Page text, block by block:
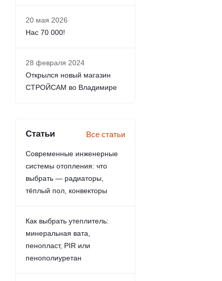
20 мая 2026
Нас 70 000!
28 февраля 2024
Открылся новый магазин
СТРОЙСАМ во Владимире
Статьи Все статьи
Современные инженерные
системы отопления: что
выбрать — радиаторы,
тёплый пол, конвекторы
Как выбрать утеплитель:
минеральная вата,
пенопласт, PIR или
пенополиуретан